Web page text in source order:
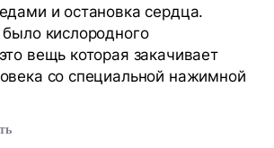
и остановка сердца.
кислородного
вещь которая закачивает
со специальной нажимной